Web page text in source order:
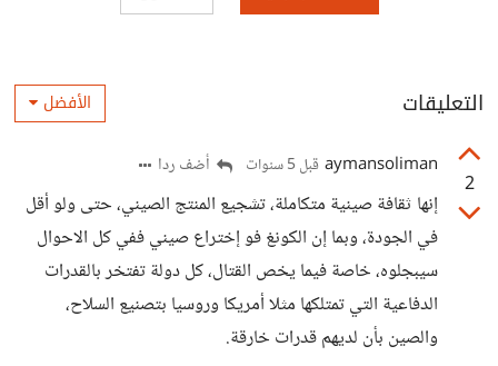
التعليقات الأفضل
2
aymansoliman قبل 5 سنوات أضف ردا
إنها ثقافة صينية متكاملة، تشجيع المنتج الصيني، حتى ولو أقل
في الجودة، وبما إن الكونغ فو إختراع صيني ففي كل الاحوال
سيبجلوه، خاصة فيما يخص القتال، كل دولة تفتخر بالقدرات
الدفاعية التي تمتلكها مثلا أمريكا وروسيا بتصنيع السلاح،
والصين بأن لديهم قدرات خارقة.